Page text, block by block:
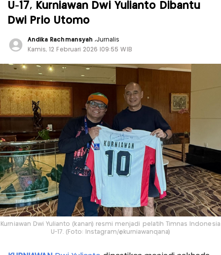
U-17, Kurniawan Dwi Yulianto Dibantu
Dwi Prio Utomo
Andika Rachmansyah ,Jurnalis
Kamis, 12 Februari 2026 |09:55 WIB
Kurniawan Dwi Yulianto (kanan) resmi menjadi pelatih Timnas Indonesia
U-17. (Foto: Instagram/@kurniawanqana)